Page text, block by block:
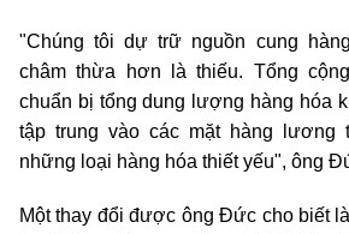
"Chúng tôi dự trữ nguồn cung
châm thừa hơn là thiếu. Tổng
chuẩn bị tổng dung lượng hàng hóa
tập trung vào các mặt hàng lương
những loại hàng hóa thiết yếu", ông
Một thay đổi được ông Đức cho biết